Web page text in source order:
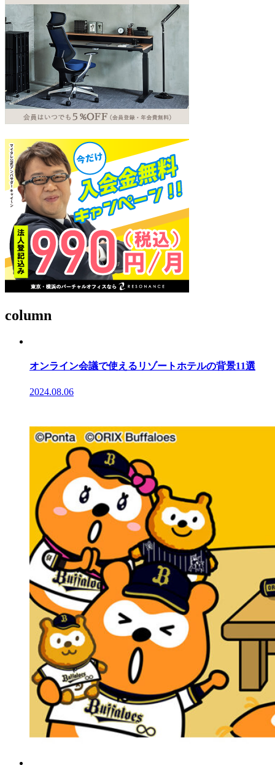
column
オンライン会議で使えるリゾートホテルの背景11選
2024.08.06